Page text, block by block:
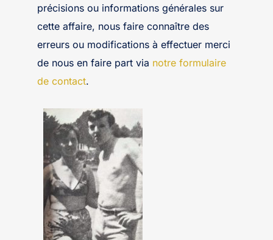
précisions ou informations générales sur
cette affaire, nous faire connaître des
erreurs ou modifications à effectuer merci
de nous en faire part via notre formulaire
de contact.